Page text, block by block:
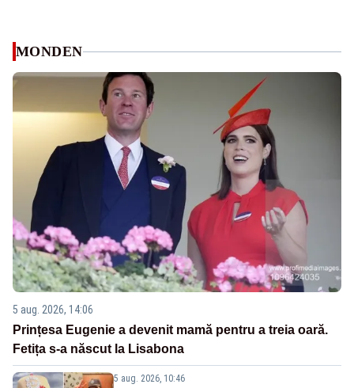
MONDEN
5 aug. 2026, 14:06
Prințesa Eugenie a devenit mamă pentru a treia oară.
Fetița s-a născut la Lisabona
5 aug. 2026, 10:46